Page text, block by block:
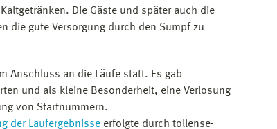
Die Gäste und später auch die
die gute Versorgung durch den Sumpf zu
Anschluss an die Läufe statt. Es gab
und als kleine Besonderheit, eine Verlosung
von Startnummern.
der Laufergebnisse erfolgte durch tollense-